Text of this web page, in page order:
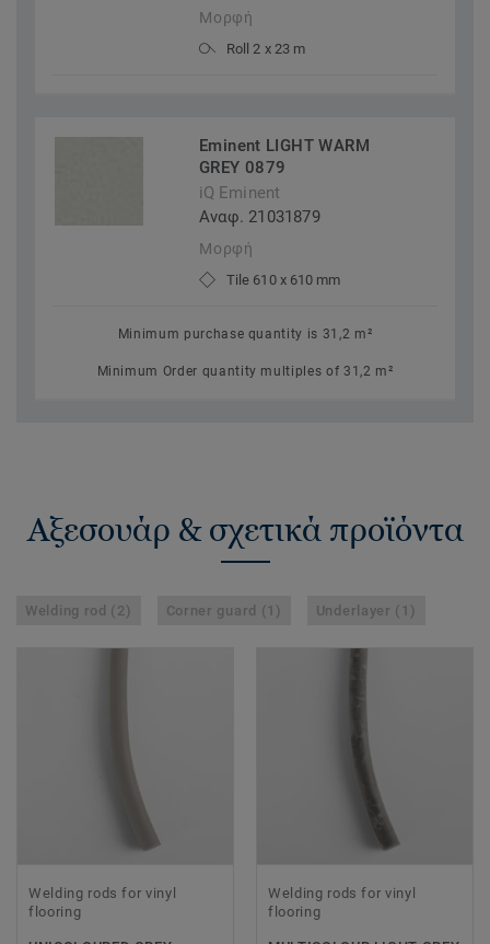
Μορφή
Roll 2 x 23 m
Eminent LIGHT WARM
GREY 0879
iQ Eminent
Αναφ. 21031879
Μορφή
Tile 610 x 610 mm
Minimum purchase quantity is 31,2 m²
Minimum Order quantity multiples of 31,2 m²
Αξεσουάρ & σχετικά προϊόντα
Welding rod (2) Corner guard (1) Underlayer (1)
Welding rods for vinyl
flooring
Welding rods for vinyl
flooring